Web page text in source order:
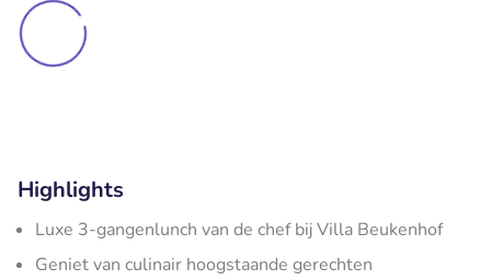
Highlights
Luxe 3-gangenlunch van de chef bij Villa Beukenhof
Geniet van culinair hoogstaande gerechten